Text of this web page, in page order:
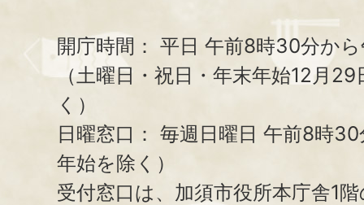
開庁時間： 平日 午前8時30分か
（土曜日・祝日・年末年始12月
く）
日曜窓口： 毎週日曜日 午前8時
年始を除く）
受付窓口は、加須市役所本庁舎1